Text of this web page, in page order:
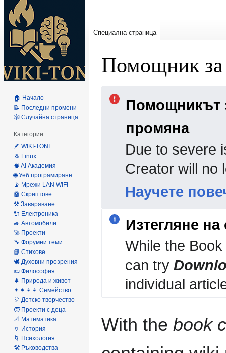
Помощник за
към
към
Помощникът
промяна
Due to severe
Creator will no
Научете
Изтегляне
While the
can try
individual
With the book
Специална страница
🏠 Начало
📝 Последни промени
🎲 Случайна страница
Категории
🪶 WIKI-TONI
🐧 Linux
🧠 AI Академия
🌐 Уеб програмиране
📡 Мрежи LAN WIFI
🤖 Скриптове
⚒️ Заваряване
🔌 Електроника
🚙 Автомобили
🚀 Проекти
🔧 Форумни теми
📘 Стихове
🕊️ Духовни прозрения
📜 Философия
🌲 Природа и живот
👨‍👩‍👧‍👦 Семейство
🎈 Детско творчество
🧒 Проекти с деца
📐 Математика
🏺 История
🌀 Психология
🛠️ Ръководства